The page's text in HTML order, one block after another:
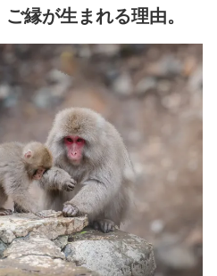
縁が生まれる理由。